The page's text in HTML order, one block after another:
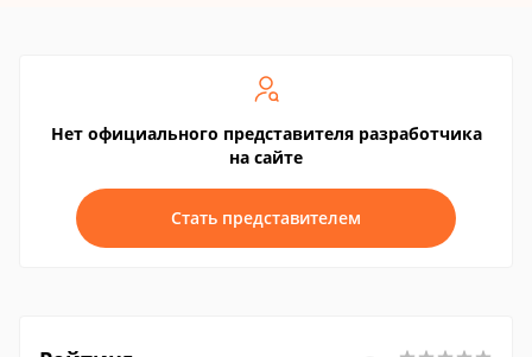
Нет официального представителя разработчика
на сайте
Стать представителем